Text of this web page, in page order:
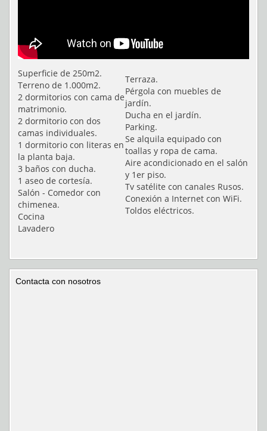
Superficie de 250m2.
Terreno de 1.000m2.
2 dormitorios con cama de
matrimonio.
2 dormitorio con dos
camas individuales.
1 dormitorio con literas en
la planta baja.
3 baños con ducha.
1 aseo de cortesía.
Salón - Comedor con
chimenea.
Cocina
Lavadero
Terraza.
Pérgola con muebles de
jardín.
Ducha en el jardín.
Parking.
Se alquila equipado con
toallas y ropa de cama.
Aire acondicionado en el salón
y 1er piso.
Tv satélite con canales Rusos.
Conexión a Internet con WiFi.
Toldos eléctricos.
Contacta con nosotros